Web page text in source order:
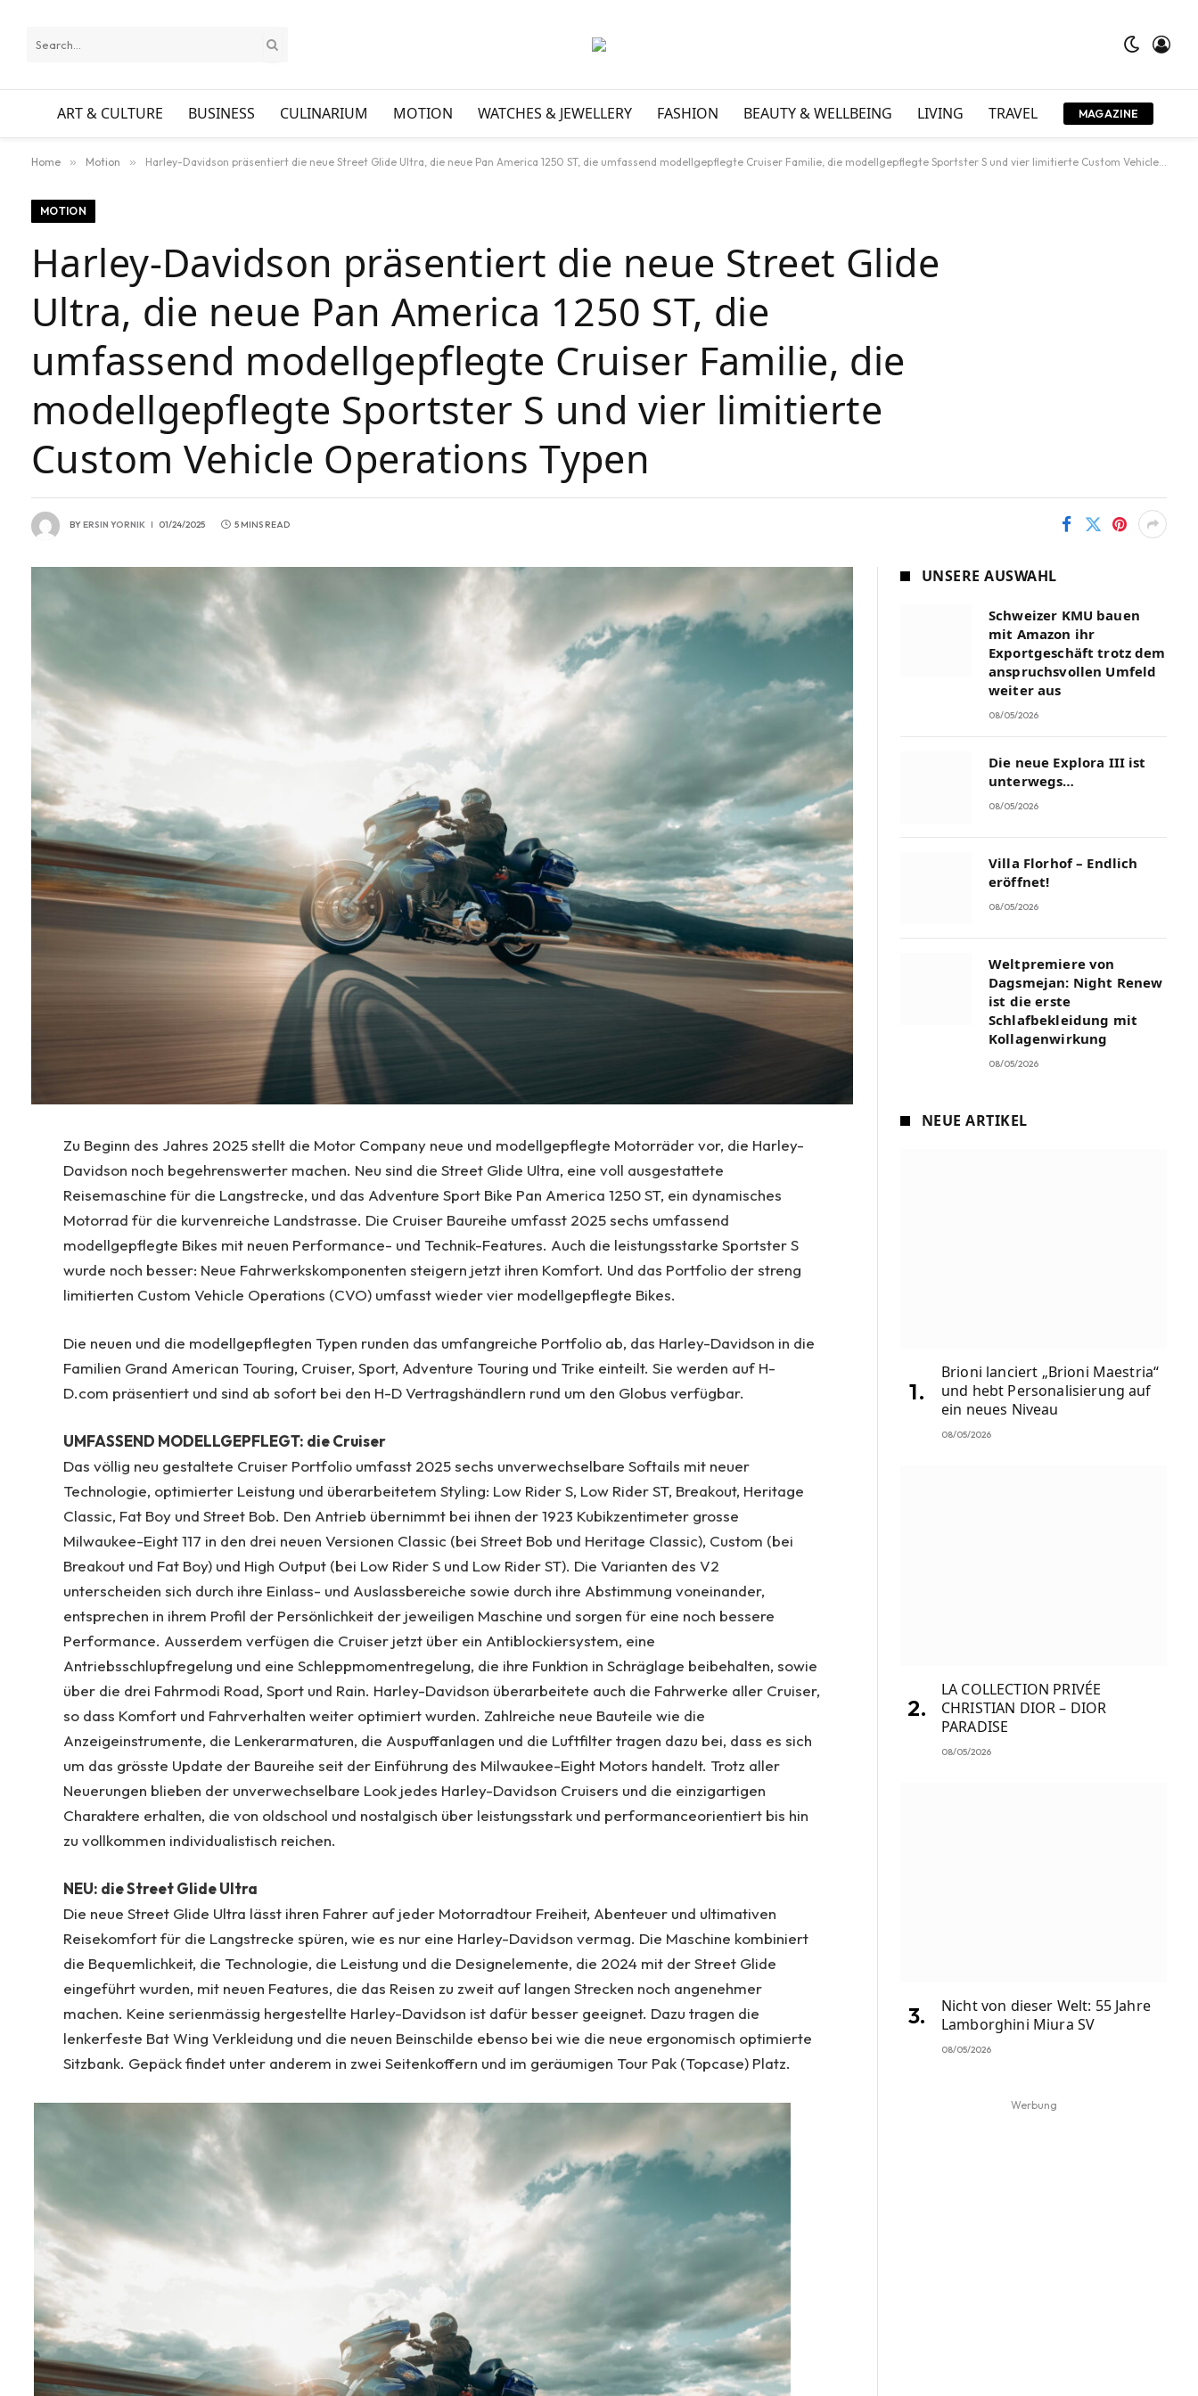
ART & CULTURE BUSINESS CULINARIUM MOTION WATCHES & JEWELLERY FASHION BEAUTY & WELLBEING LIVING TRAVEL MAGAZINE
Home » Motion » Harley-Davidson präsentiert die neue Street Glide Ultra, die neue Pan America 1250 ST, die umfassend modellgepflegte Cruiser Familie, die modellgepflegte Sportster S und vier limitierte Custom Vehicle Operations Typen
MOTION
Harley-Davidson präsentiert die neue Street Glide
Ultra, die neue Pan America 1250 ST, die
umfassend modellgepflegte Cruiser Familie, die
modellgepflegte Sportster S und vier limitierte
Custom Vehicle Operations Typen
BYERSIN YORNIK 01/24/2025 5 MINS READ
Zu Beginn des Jahres 2025 stellt die Motor Company neue und modellgepflegte Motorräder vor, die Harley-
Davidson noch begehrenswerter machen. Neu sind die Street Glide Ultra, eine voll ausgestattete
Reisemaschine für die Langstrecke, und das Adventure Sport Bike Pan America 1250 ST, ein dynamisches
Motorrad für die kurvenreiche Landstrasse. Die Cruiser Baureihe umfasst 2025 sechs umfassend
modellgepflegte Bikes mit neuen Performance- und Technik-Features. Auch die leistungsstarke Sportster S
wurde noch besser: Neue Fahrwerkskomponenten steigern jetzt ihren Komfort. Und das Portfolio der streng
limitierten Custom Vehicle Operations (CVO) umfasst wieder vier modellgepflegte Bikes.
Die neuen und die modellgepflegten Typen runden das umfangreiche Portfolio ab, das Harley-Davidson in die
Familien Grand American Touring, Cruiser, Sport, Adventure Touring und Trike einteilt. Sie werden auf H-
D.com präsentiert und sind ab sofort bei den H-D Vertragshändlern rund um den Globus verfügbar.
UMFASSEND MODELLGEPFLEGT: die Cruiser
Das völlig neu gestaltete Cruiser Portfolio umfasst 2025 sechs unverwechselbare Softails mit neuer
Technologie, optimierter Leistung und überarbeitetem Styling: Low Rider S, Low Rider ST, Breakout, Heritage
Classic, Fat Boy und Street Bob. Den Antrieb übernimmt bei ihnen der 1923 Kubikzentimeter grosse
Milwaukee-Eight 117 in den drei neuen Versionen Classic (bei Street Bob und Heritage Classic), Custom (bei
Breakout und Fat Boy) und High Output (bei Low Rider S und Low Rider ST). Die Varianten des V2
unterscheiden sich durch ihre Einlass- und Auslassbereiche sowie durch ihre Abstimmung voneinander,
entsprechen in ihrem Profil der Persönlichkeit der jeweiligen Maschine und sorgen für eine noch bessere
Performance. Ausserdem verfügen die Cruiser jetzt über ein Antiblockiersystem, eine
Antriebsschlupfregelung und eine Schleppmomentregelung, die ihre Funktion in Schräglage beibehalten, sowie
über die drei Fahrmodi Road, Sport und Rain. Harley-Davidson überarbeitete auch die Fahrwerke aller Cruiser,
so dass Komfort und Fahrverhalten weiter optimiert wurden. Zahlreiche neue Bauteile wie die
Anzeigeinstrumente, die Lenkerarmaturen, die Auspuffanlagen und die Luftfilter tragen dazu bei, dass es sich
um das grösste Update der Baureihe seit der Einführung des Milwaukee-Eight Motors handelt. Trotz aller
Neuerungen blieben der unverwechselbare Look jedes Harley-Davidson Cruisers und die einzigartigen
Charaktere erhalten, die von oldschool und nostalgisch über leistungsstark und performanceorientiert bis hin
zu vollkommen individualistisch reichen.
NEU: die Street Glide Ultra
Die neue Street Glide Ultra lässt ihren Fahrer auf jeder Motorradtour Freiheit, Abenteuer und ultimativen
Reisekomfort für die Langstrecke spüren, wie es nur eine Harley-Davidson vermag. Die Maschine kombiniert
die Bequemlichkeit, die Technologie, die Leistung und die Designelemente, die 2024 mit der Street Glide
eingeführt wurden, mit neuen Features, die das Reisen zu zweit auf langen Strecken noch angenehmer
machen. Keine serienmässig hergestellte Harley-Davidson ist dafür besser geeignet. Dazu tragen die
lenkerfeste Bat Wing Verkleidung und die neuen Beinschilde ebenso bei wie die neue ergonomisch optimierte
Sitzbank. Gepäck findet unter anderem in zwei Seitenkoffern und im geräumigen Tour Pak (Topcase) Platz.
UNSERE AUSWAHL
Schweizer KMU bauen
mit Amazon ihr
Exportgeschäft trotz dem
anspruchsvollen Umfeld
weiter aus
08/05/2026
Die neue Explora III ist
unterwegs…
08/05/2026
Villa Florhof – Endlich
eröffnet!
08/05/2026
Weltpremiere von
Dagsmejan: Night Renew
ist die erste
Schlafbekleidung mit
Kollagenwirkung
08/05/2026
NEUE ARTIKEL
Brioni lanciert „Brioni Maestria“
und hebt Personalisierung auf
ein neues Niveau
08/05/2026
LA COLLECTION PRIVÉE
CHRISTIAN DIOR – DIOR
PARADISE
08/05/2026
Nicht von dieser Welt: 55 Jahre
Lamborghini Miura SV
08/05/2026
Werbung